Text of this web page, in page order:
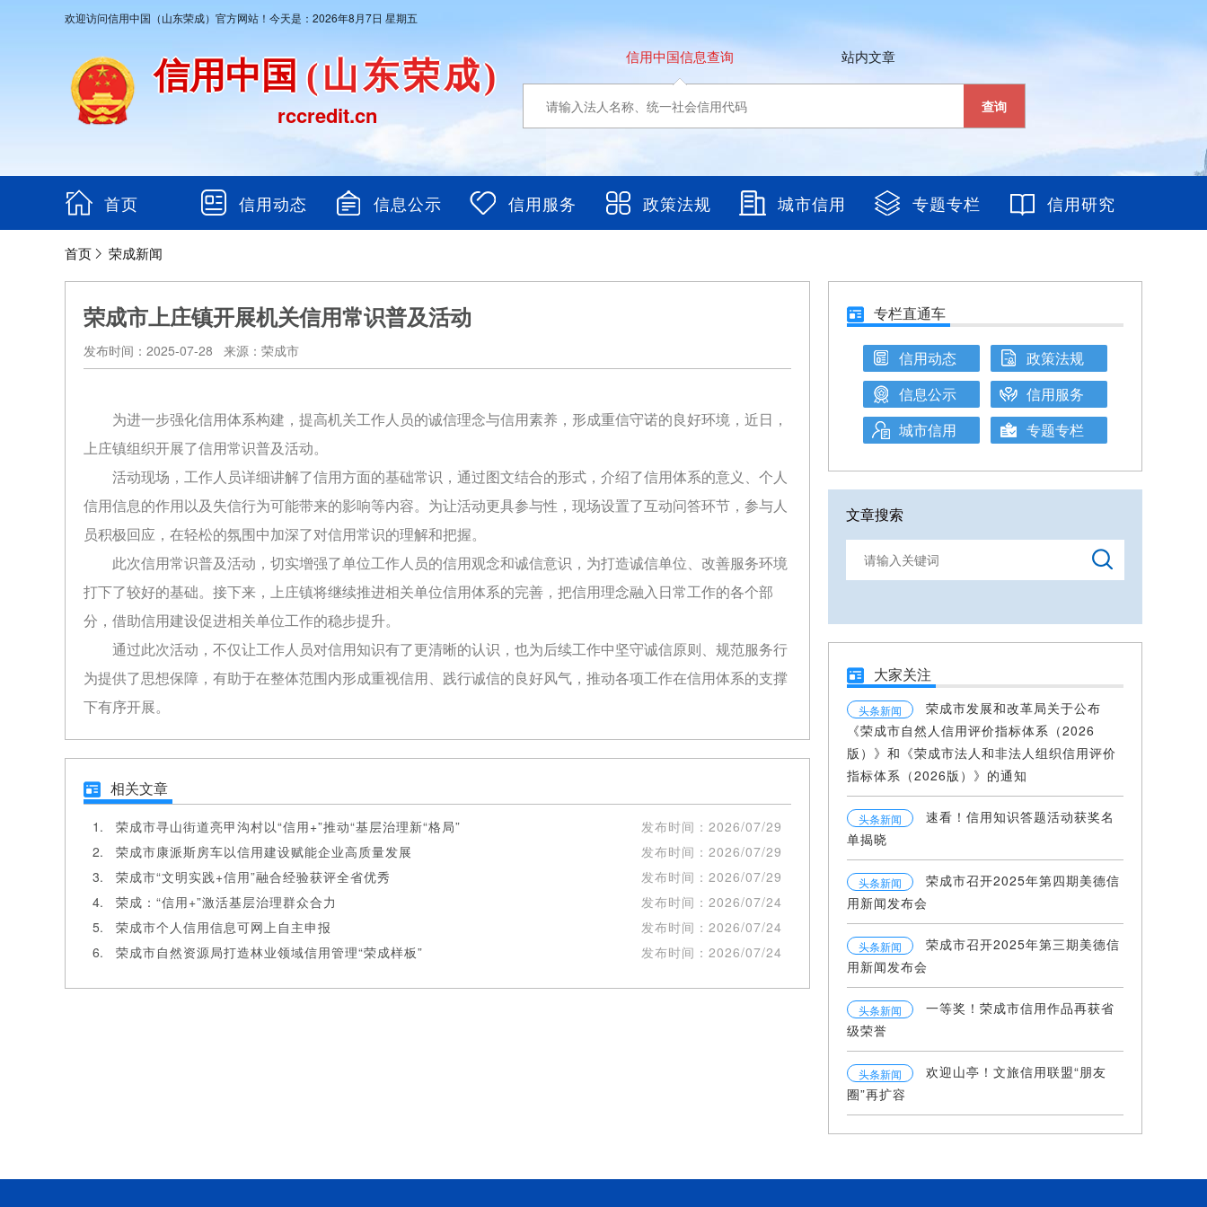
欢迎访问信用中国（山东荣成）官方网站！今天是：2026年8月7日 星期五
信用中国 (山东荣成)
rccredit.cn
信用中国信息查询 站内文章
查询
首页 信用动态 信息公示 信用服务 政策法规 城市信用 专题专栏 信用研究
首页 荣成新闻
荣成市上庄镇开展机关信用常识普及活动
发布时间：2025-07-28 来源：荣成市
为进一步强化信用体系构建，提高机关工作人员的诚信理念与信用素养，形成重信守诺的良好环境，近日，
上庄镇组织开展了信用常识普及活动。
活动现场，工作人员详细讲解了信用方面的基础常识，通过图文结合的形式，介绍了信用体系的意义、个人
信用信息的作用以及失信行为可能带来的影响等内容。为让活动更具参与性，现场设置了互动问答环节，参与人
员积极回应，在轻松的氛围中加深了对信用常识的理解和把握。
此次信用常识普及活动，切实增强了单位工作人员的信用观念和诚信意识，为打造诚信单位、改善服务环境
打下了较好的基础。接下来，上庄镇将继续推进相关单位信用体系的完善，把信用理念融入日常工作的各个部
分，借助信用建设促进相关单位工作的稳步提升。
通过此次活动，不仅让工作人员对信用知识有了更清晰的认识，也为后续工作中坚守诚信原则、规范服务行
为提供了思想保障，有助于在整体范围内形成重视信用、践行诚信的良好风气，推动各项工作在信用体系的支撑
下有序开展。
相关文章
荣成市寻山街道亮甲沟村以“信用+”推动“基层治理新“格局” 发布时间： 2026/07/29
荣成市康派斯房车以信用建设赋能企业高质量发展
发布时间： 2026/07/29
荣成市“文明实践+信用”融合经验获评全省优秀
发布时间： 2026/07/29
荣成：“信用+”激活基层治理群众合力
发布时间： 2026/07/24
荣成市个人信用信息可网上自主申报
发布时间： 2026/07/24
荣成市自然资源局打造林业领域信用管理“荣成样板”
发布时间： 2026/07/24
专栏直通车
信用动态
政策法规
信息公示
信用服务
城市信用
专题专栏
文章搜索
大家关注
头条新闻
荣成市发展和改革局关于公布
《荣成市自然人信用评价指标体系（2026
版）》和《荣成市法人和非法人组织信用评价
指标体系（2026版）》的通知
头条新闻
速看！信用知识答题活动获奖名
单揭晓
头条新闻
荣成市召开2025年第四期美德信
用新闻发布会
头条新闻
荣成市召开2025年第三期美德信
用新闻发布会
头条新闻
一等奖！荣成市信用作品再获省
级荣誉
头条新闻
欢迎山亭！文旅信用联盟“朋友
圈”再扩容